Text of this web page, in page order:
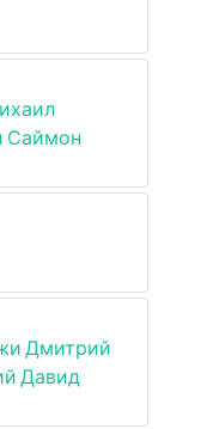
Саймон
Дмитрий
Давид